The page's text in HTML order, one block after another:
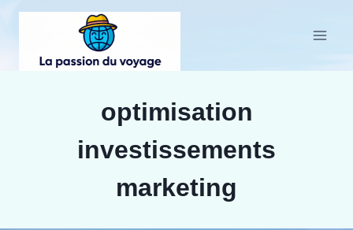
Aller
contenu
optimisation
investissements
marketing